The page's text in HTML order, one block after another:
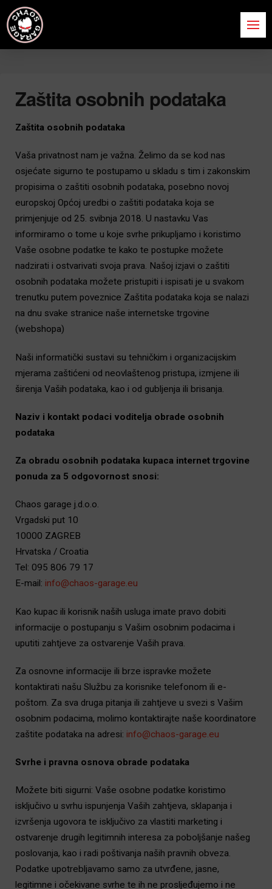
Zaštita osobnih podataka
Zaštita osobnih podataka
Vaša privatnost nam je važna. Želimo da se kod nas
osjećate sigurno te postupamo u skladu s tim i zakonskim
propisima o zaštiti osobnih podataka, posebno novoj
europskoj Općoj uredbi o zaštiti podataka koja se
primjenjuje od 25. svibnja 2018. U nastavku Vas
informiramo o tome u koje svrhe prikupljamo i koristimo
Vaše osobne podatke te kako te postupke možete
nadzirati i ostvarivati svoja prava. Našoj izjavi o zaštiti
osobnih podataka možete pristupiti i ispisati je u svakom
trenutku putem poveznice Zaštita podataka koja se nalazi
na dnu svake stranice naše internetske trgovine
(webshopa)
Naši informatički sustavi su tehničkim i organizacijskim
mjerama zaštićeni od neovlaštenog pristupa, izmjene ili
širenja Vaših podataka, kao i od gubljenja ili brisanja.
Naziv i kontakt podaci voditelja obrade osobnih
podataka
Za obradu osobnih podataka kupaca internet trgovine
ponuda za 5 odgovornost snosi:
Chaos garage j.d.o.o.
Vrgadski put 10
10000 ZAGREB
Hrvatska / Croatia
Tel: 095 806 79 17
E-mail: info@chaos-garage.eu
Kao kupac ili korisnik naših usluga imate pravo dobiti
informacije o postupanju s Vašim osobnim podacima i
uputiti zahtjeve za ostvarenje Vaših prava.
Za osnovne informacije ili brze ispravke možete
kontaktirati našu Službu za korisnike telefonom ili e-
poštom. Za sva druga pitanja ili zahtjeve u svezi s Vašim
osobnim podacima, molimo kontaktirajte naše koordinatore
zaštite podataka na adresi: info@chaos-garage.eu
Svrhe i pravna osnova obrade podataka
Možete biti sigurni: Vaše osobne podatke koristimo
isključivo u svrhu ispunjenja Vaših zahtjeva, sklapanja i
izvršenja ugovora te isključivo za vlastiti marketing i
ostvarenje drugih legitimnih interesa za poboljšanje našeg
poslovanja, kao i radi poštivanja naših pravnih obveza.
Podatke upotrebljavamo samo za utvrđene, jasne,
legitimne i očekivane svrhe te ih ne prosljeđujemo i ne